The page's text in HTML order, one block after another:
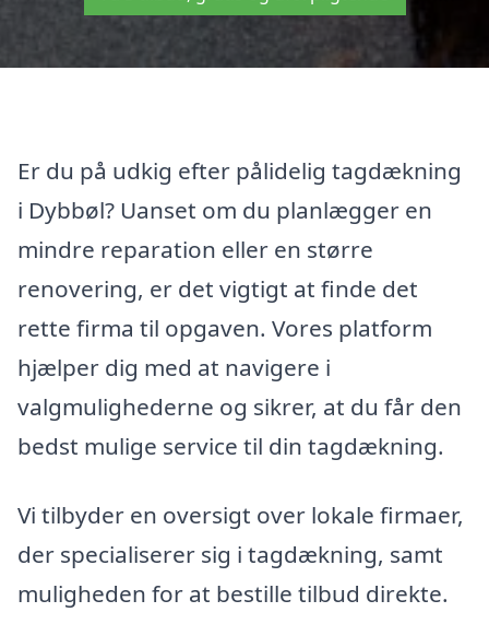
Er du på udkig efter pålidelig tagdækning
i Dybbøl? Uanset om du planlægger en
mindre reparation eller en større
renovering, er det vigtigt at finde det
rette firma til opgaven. Vores platform
hjælper dig med at navigere i
valgmulighederne og sikrer, at du får den
bedst mulige service til din tagdækning.
Vi tilbyder en oversigt over lokale firmaer,
der specialiserer sig i tagdækning, samt
muligheden for at bestille tilbud direkte.